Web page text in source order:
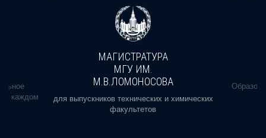
в каждом
МАГИСТРАТУРА
МГУ ИМ.
М.В.ЛОМОНОСОВА
для выпускников технических и химических
факультетов